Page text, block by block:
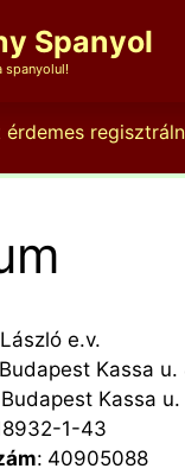
Spanyol
spanyolul!
érdemes
e.v.
Kassa u.
Budapest Kassa
1-43
: 40905088